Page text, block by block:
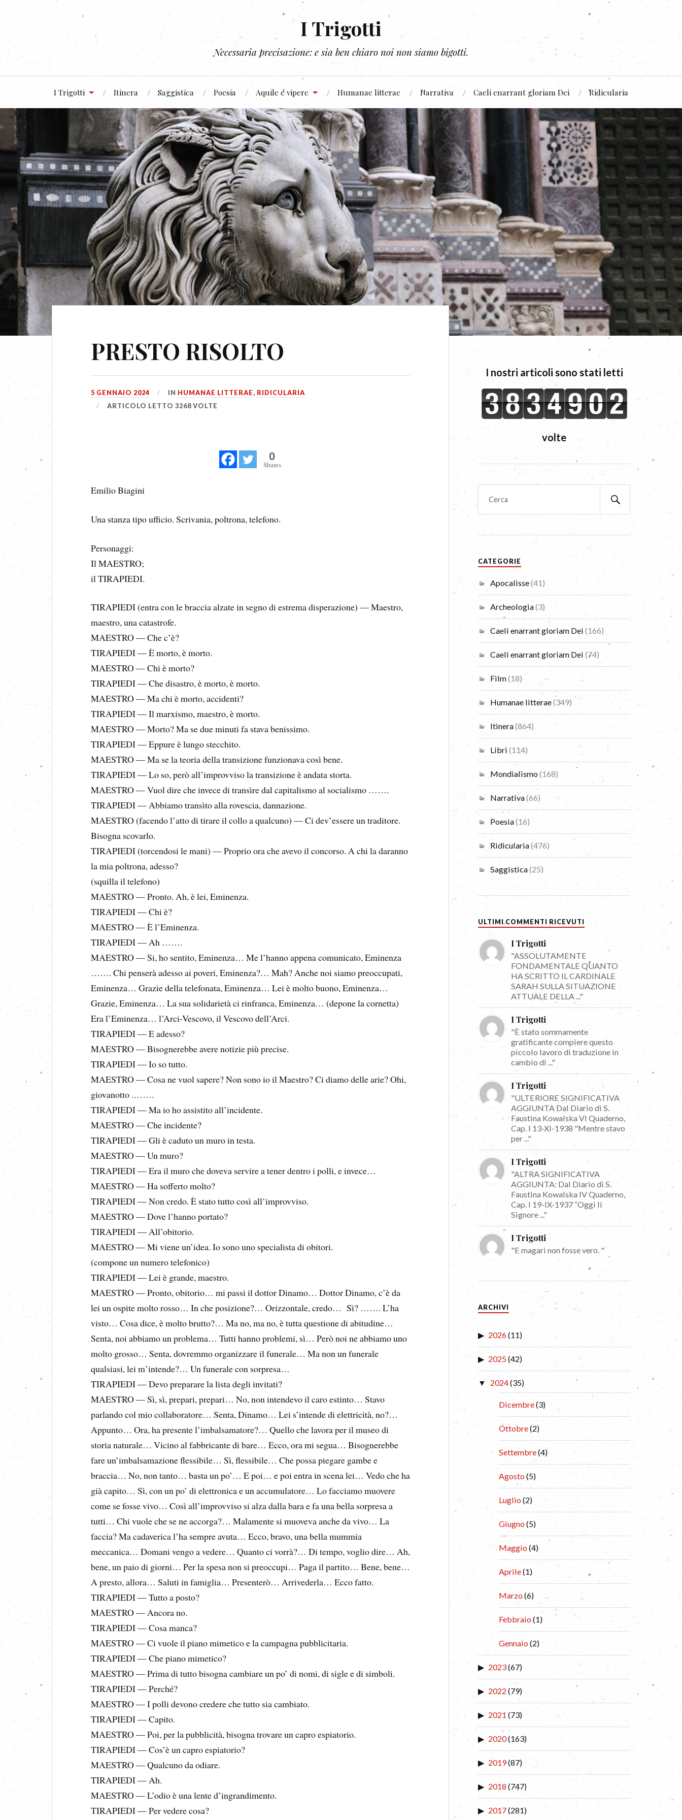
I Trigotti
Necessaria precisazione: e sia ben chiaro noi non siamo bigotti.
I Trigotti Itinera Saggistica Poesia Aquile e vipere Humanae litterae Narrativa Caeli enarrant gloriam Dei Ridicularia
PRESTO RISOLTO
5 GENNAIO 2024 IN HUMANAE LITTERAE, RIDICULARIA
ARTICOLO LETTO 3268 VOLTE
0
Shares
Emilio Biagini
Una stanza tipo ufficio. Scrivania, poltrona, telefono.
Personaggi:
Il MAESTRO;
il TIRAPIEDI.
TIRAPIEDI (entra con le braccia alzate in segno di estrema disperazione) — Maestro,
maestro, una catastrofe.
MAESTRO — Che c’è?
TIRAPIEDI — È morto, è morto.
MAESTRO — Chi è morto?
TIRAPIEDI — Che disastro, è morto, è morto.
MAESTRO — Ma chi è morto, accidenti?
TIRAPIEDI — Il marxismo, maestro, è morto.
MAESTRO — Morto? Ma se due minuti fa stava benissimo.
TIRAPIEDI — Eppure è lungo stecchito.
MAESTRO — Ma se la teoria della transizione funzionava così bene.
TIRAPIEDI — Lo so, però all’improvviso la transizione è andata storta.
MAESTRO — Vuol dire che invece di transìre dal capitalismo al socialismo …….
TIRAPIEDI — Abbiamo transìto alla rovescia, dannazione.
MAESTRO (facendo l’atto di tirare il collo a qualcuno) — Ci dev’essere un traditore.
Bisogna scovarlo.
TIRAPIEDI (torcendosi le mani) — Proprio ora che avevo il concorso. A chi la daranno
la mia poltrona, adesso?
(squilla il telefono)
MAESTRO — Pronto. Ah, è lei, Eminenza.
TIRAPIEDI — Chi è?
MAESTRO — È l’Eminenza.
TIRAPIEDI — Ah …….
MAESTRO — Si, ho sentito, Eminenza… Me l’hanno appena comunicato, Eminenza
……. Chi penserà adesso ai poveri, Eminenza?… Mah? Anche noi siamo preoccupati,
Eminenza… Grazie della telefonata, Eminenza… Lei è molto buono, Eminenza…
Grazie, Eminenza… La sua solidarietà ci rinfranca, Eminenza… (depone la cornetta)
Era l’Eminenza… l’Arci-Vescovo, il Vescovo dell’Arci.
TIRAPIEDI — E adesso?
MAESTRO — Bisognerebbe avere notizie più precise.
TIRAPIEDI — Io so tutto.
MAESTRO — Cosa ne vuol sapere? Non sono io il Maestro? Ci diamo delle arie? Ohi,
giovanotto .…….
TIRAPIEDI — Ma io ho assistito all’incidente.
MAESTRO — Che incidente?
TIRAPIEDI — Gli è caduto un muro in testa.
MAESTRO — Un muro?
TIRAPIEDI — Era il muro che doveva servire a tener dentro i polli, e invece…
MAESTRO — Ha sofferto molto?
TIRAPIEDI — Non credo. È stato tutto così all’improvviso.
MAESTRO — Dove l’hanno portato?
TIRAPIEDI — All’obitorio.
MAESTRO — Mi viene un’idea. Io sono uno specialista di obitori.
(compone un numero telefonico)
TIRAPIEDI — Lei è grande, maestro.
MAESTRO — Pronto, obitorio… mi passi il dottor Dinamo… Dottor Dinamo, c’è da
lei un ospite molto rosso… In che posizione?… Orizzontale, credo… Sì? ……. L’ha
visto… Cosa dice, è molto brutto?… Ma no, ma no, è tutta questione di abitudine…
Senta, noi abbiamo un problema… Tutti hanno problemi, sì… Però noi ne abbiamo uno
molto grosso… Senta, dovremmo organizzare il funerale… Ma non un funerale
qualsiasi, lei m’intende?… Un funerale con sorpresa…
TIRAPIEDI — Devo preparare la lista degli invitati?
MAESTRO — Sì, sì, prepari, prepari… No, non intendevo il caro estinto… Stavo
parlando col mio collaboratore… Senta, Dinamo… Lei s’intende di elettricità, no?…
Appunto… Ora, ha presente l’imbalsamatore?… Quello che lavora per il museo di
storia naturale… Vicino al fabbricante di bare… Ecco, ora mi segua… Bisognerebbe
fare un’imbalsamazione flessibile… Sì, flessibile… Che possa piegare gambe e
braccia… No, non tanto… basta un po’… E poi… e poi entra in scena lei… Vedo che ha
già capito… Sì, con un po’ di elettronica e un accumulatore… Lo facciamo muovere
come se fosse vivo… Così all’improvviso si alza dalla bara e fa una bella sorpresa a
tutti… Chi vuole che se ne accorga?… Malamente si muoveva anche da vivo… La
faccia? Ma cadaverica l’ha sempre avuta… Ecco, bravo, una bella mummia
meccanica… Domani vengo a vedere… Quanto ci vorrà?… Di tempo, voglio dire… Ah,
bene, un paio di giorni… Per la spesa non si preoccupi… Paga il partito… Bene, bene…
A presto, allora… Saluti in famiglia… Presenterò… Arrivederla… Ecco fatto.
TIRAPIEDI — Tutto a posto?
MAESTRO — Ancora no.
TIRAPIEDI — Cosa manca?
MAESTRO — Ci vuole il piano mimetico e la campagna pubblicitaria.
TIRAPIEDI — Che piano mimetico?
MAESTRO — Prima di tutto bisogna cambiare un po’ di nomi, di sigle e di simboli.
TIRAPIEDI — Perché?
MAESTRO — I polli devono credere che tutto sia cambiato.
TIRAPIEDI — Capito.
MAESTRO — Poi, per la pubblicità, bisogna trovare un capro espiatorio.
TIRAPIEDI — Cos’è un capro espiatorio?
MAESTRO — Qualcuno da odiare.
TIRAPIEDI — Ah.
MAESTRO — L’odio è una lente d’ingrandimento.
TIRAPIEDI — Per vedere cosa?
I nostri articoli sono stati letti
volte
CATEGORIE
Apocalisse(41)
Archeologia(3)
Caeli enarrant gloriam Dei (166)
Caeli enarrant gloriam Dei (74)
Film(18)
Humanae litterae(349)
Itinera(864)
Libri (114)
Mondialismo(168)
Narrativa(66)
Poesia(16)
Ridicularia(476)
Saggistica(25)
ULTIMI COMMENTI RICEVUTI
I Trigotti
"ASSOLUTAMENTE
FONDAMENTALE QUANTO
HA SCRITTO IL CARDINALE
SARAH SULLA SITUAZIONE
ATTUALE DELLA ..."
I Trigotti
"È stato sommamente
gratificante compiere questo
piccolo lavoro di traduzione in
cambio di ..."
I Trigotti
"ULTERIORE SIGNIFICATIVA
AGGIUNTA Dal Diario di S.
Faustina Kowalska VI Quaderno,
Cap. I 13-XI-1938 "Mentre stavo
per ..."
I Trigotti
"ALTRA SIGNIFICATIVA
AGGIUNTA: Dal Diario di S.
Faustina Kowalska IV Quaderno,
Cap. I 19-IX-1937 “Oggi li
Signore ..."
I Trigotti
"E magari non fosse vero. "
ARCHIVI
2026(11)
2025(42)
2024(35)
Dicembre(3)
Ottobre(2)
Settembre(4)
Agosto(5)
Luglio (2)
Giugno(5)
Maggio (4)
Aprile(1)
Marzo(6)
Febbraio(1)
Gennaio(2)
2023(67)
2022 (79)
2021 (73)
2020(163)
2019(87)
2018 (747)
2017(281)